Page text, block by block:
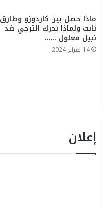
ماذا حصل بين كاردوزو وطارق
ثابت ولماذا تحرك الترجي ضد
نبيل معلول ……
14 فبراير 2024
إعلان